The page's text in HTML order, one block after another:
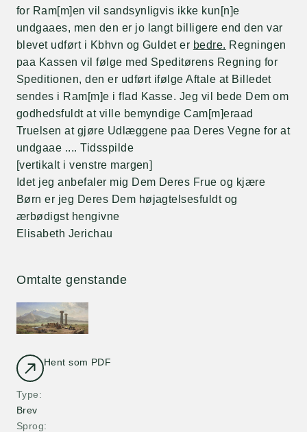
Hent som PDF
Type
Brev
Sprog
for Ram[m]en vil sandsynligvis ikke kun[n]e
undgaaes, men den er jo langt billigere end den var
blevet udført i Kbhvn og Guldet er bedre. Regningen
paa Kassen vil følge med Speditørens Regning for
Speditionen, den er udført ifølge Aftale at Billedet
sendes i Ram[m]e i flad Kasse. Jeg vil bede Dem om
godhedsfuldt at ville bemyndige Cam[m]eraad
Truelsen at gjøre Udlæggene paa Deres Vegne for at
undgaae .... Tidsspilde
[vertikalt i venstre margen]
Idet jeg anbefaler mig Dem Deres Frue og kjære
Børn er jeg Deres Dem højagtelsesfuldt og
ærbødigst hengivne
Elisabeth Jerichau
Omtalte genstande